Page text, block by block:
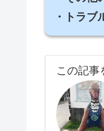
・トラブ
この記事